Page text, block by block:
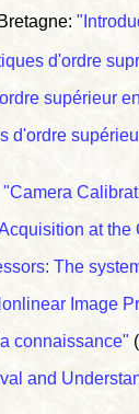
d'ordre
supérieur
d'ordre
"Camera
at
The
Image
connaissance"
and